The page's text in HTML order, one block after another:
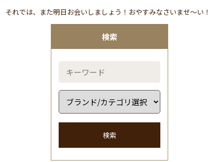
検索
検索
それでは、また明日お会いしましょう！おやすみなさいませ～い！